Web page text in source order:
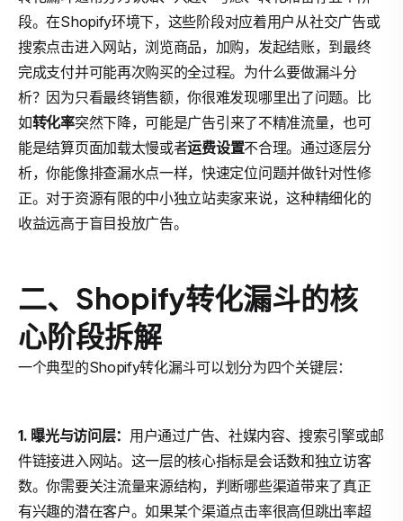
段。在Shopify环境下，这些阶段对应着用户从社交广告或
搜索点击进入网站，浏览商品，加购，发起结账，到最终
完成支付并可能再次购买的全过程。为什么要做漏斗分
析？因为只看最终销售额，你很难发现哪里出了问题。比
如转化率突然下降，可能是广告引来了不精准流量，也可
能是结算页面加载太慢或者运费设置不合理。通过逐层分
析，你能像排查漏水点一样，快速定位问题并做针对性修
正。对于资源有限的中小独立站卖家来说，这种精细化的
收益远高于盲目投放广告。
二、Shopify转化漏斗的核
心阶段拆解
一个典型的Shopify转化漏斗可以划分为四个关键层：
1. 曝光与访问层： 用户通过广告、社媒内容、搜索引擎或邮
件链接进入网站。这一层的核心指标是会话数和独立访客
数。你需要关注流量来源结构，判断哪些渠道带来了真正
有兴趣的潜在客户。如果某个渠道点击率很高但跳出率超